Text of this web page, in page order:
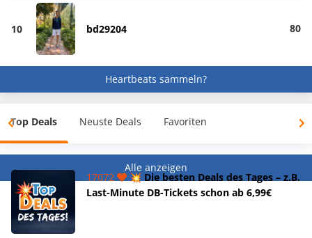
10 bd29204 80
Heartbeats sammeln?
Top Deals Neuste Deals Favoriten
Alle anzeigen
17072
💥 Die besten Deals des Tages – z.B.
Last-Minute DB-Tickets schon ab 6,99€